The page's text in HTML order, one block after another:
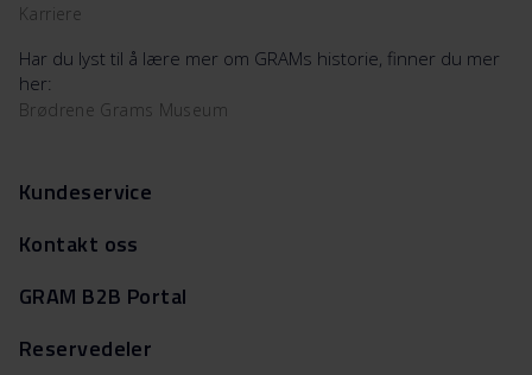
Karriere
Har du lyst til å lære mer om GRAMs historie, finner du mer
her:
Brødrene Grams Museum
Kundeservice
Kontakt oss
GRAM B2B Portal
Reservedeler